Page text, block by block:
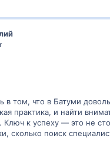
в том, что в Батуми
практика, и найти
Ключ к успеху — это не
сколько поиск